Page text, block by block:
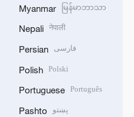
Myanmar မြန်မာဘာသာ
Nepali नेपाली
Persian فارسی
Polish Polski
Portuguese Português
Pashto پښتو